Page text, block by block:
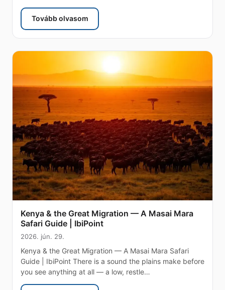
Tovább olvasom
: Montserrat és a Karib-térség — az adat-
Kenya & the Great Migration — A Masai Mara
Safari Guide | IbiPoint
2026. jún. 29.
Kenya & the Great Migration — A Masai Mara Safari
Guide | IbiPoint There is a sound the plains make before
you see anything at all — a low, restle…